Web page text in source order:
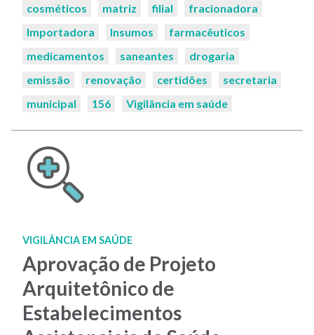
cosméticos
matriz filial
fracionadora
Importadora
Insumos
farmacêuticos
medicamentos
saneantes
drogaria
emissão
renovação certidões
secretaria
municipal
156 Vigilância em saúde
VIGILÂNCIA EM SAÚDE
Aprovação de Projeto
Arquitetônico de
Estabelecimentos